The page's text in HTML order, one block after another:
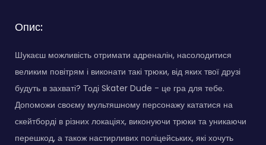
Опис:
Шукаєш можливість отримати адреналін, насолодитися
великим повітрям і виконати такі трюки, від яких твої друзі
будуть в захваті? Тоді Skater Dude - це гра для тебе.
Допоможи своєму мультяшному персонажу кататися на
скейтборді в різних локаціях, виконуючи трюки та уникаючи
перешкод, а також настирливих поліцейських, які хочуть